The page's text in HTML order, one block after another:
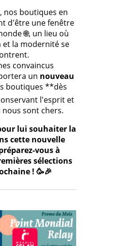
nos boutiques en
d'être une fenêtre
🌐, un lieu où
la modernité se
convaincus
un nouveau
boutiques **dès
l'esprit et
nous sont chers.
lui souhaiter la
cette nouvelle
vous à
sélections
! 🥳🎉